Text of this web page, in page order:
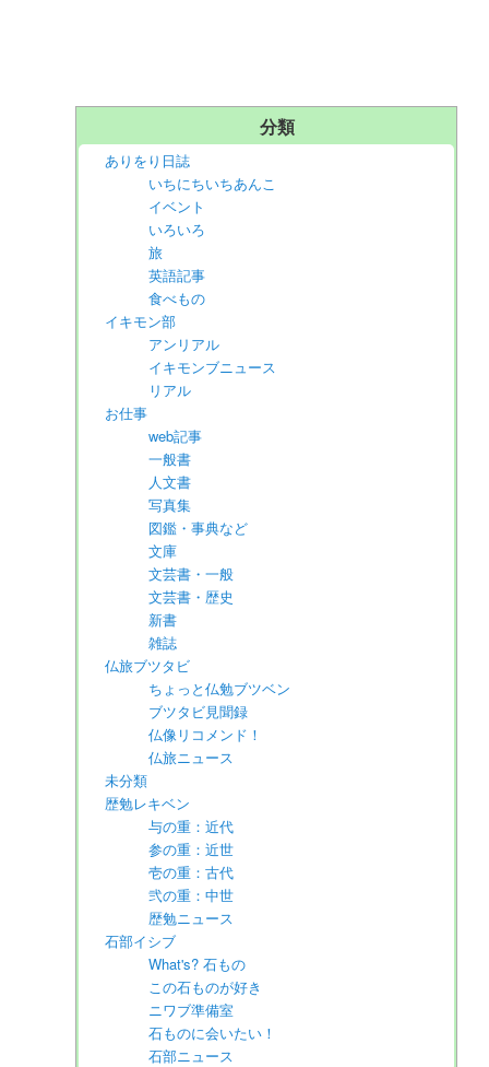
分類
ありをり日誌
いちにちいちあんこ
イベント
いろいろ
旅
英語記事
食べもの
イキモン部
アンリアル
イキモンブニュース
リアル
お仕事
web記事
一般書
人文書
写真集
図鑑・事典など
文庫
文芸書・一般
文芸書・歴史
新書
雑誌
仏旅ブツタビ
ちょっと仏勉ブツベン
ブツタビ見聞録
仏像リコメンド！
仏旅ニュース
未分類
歴勉レキベン
与の重：近代
参の重：近世
壱の重：古代
弐の重：中世
歴勉ニュース
石部イシブ
What's? 石もの
この石ものが好き
ニワブ準備室
石ものに会いたい！
石部ニュース